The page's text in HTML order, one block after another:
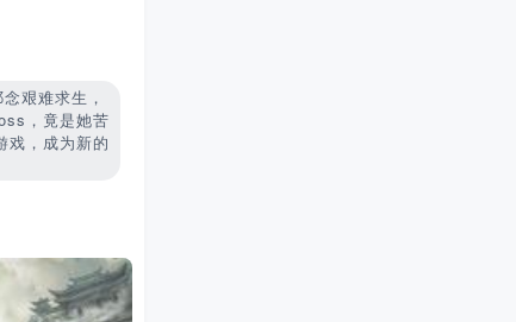
艰难求生，
，竟是她苦
戏，成为新的